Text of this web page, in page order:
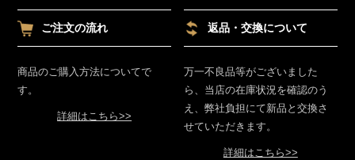
ご注文の流れ
商品のご購入方法についてで
す。
詳細はこちら>>
返品・交換について
万一不良品等がございました
ら、当店の在庫状況を確認のう
え、弊社負担にて新品と交換さ
せていただきます。
詳細はこちら>>